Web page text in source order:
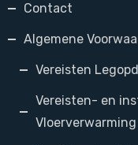
Contact
Algemene
Vereisten
Vereisten- en
Vloerverwarming